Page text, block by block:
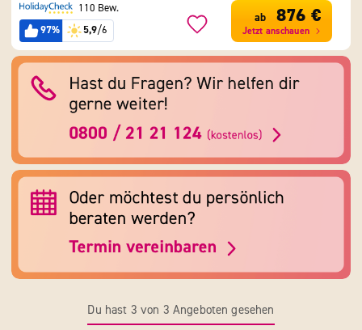
110 Bew.
97%
5,9/6
ab 876 €
Jetzt anschauen
Du hast 3 von 3 Angeboten gesehen